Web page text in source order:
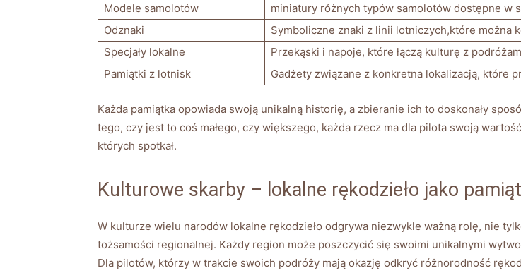
Modele⁤ samolotów
miniatury różnych typów samolotów dostępne w
Odznaki
Symboliczne znaki ‍z linii lotniczych,które można
Specjały lokalne
Przekąski⁢ i napoje, które łączą kulturę z
Pamiątki z lotnisk
Gadżety ⁤związane z konkretna lokalizacją, które
Każda pamiątka ‍opowiada swoją unikalną historię, a zbieranie ich ‌to doskonały
tego, czy​ jest to coś ‍małego, czy większego, każda rzecz ma dla pilota swoją
których spotkał.
Kulturowe skarby – lokalne rękodzieło jako
W kulturze‌ wielu ‌narodów lokalne rękodzieło odgrywa niezwykle ważną‍ rolę, nie
tożsamości⁣ regionalnej. Każdy ⁢region może⁣ poszczycić ⁢się swoimi unikalnymi​
Dla pilotów, którzy⁢ w trakcie swoich podróży mają okazję⁤ odkryć różnorodność